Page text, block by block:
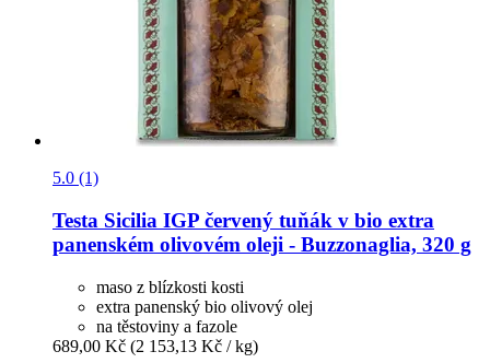
5.0 (1)
Testa Sicilia IGP červený tuňák v bio extra
panenském olivovém oleji -​ Buzzonaglia, 320 g
maso z blízkosti kosti
extra panenský bio olivový olej
na těstoviny a fazole
689,00 Kč (2 153,13 Kč / kg)